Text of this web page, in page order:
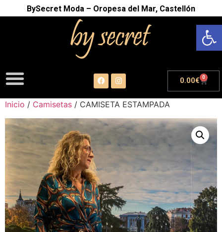
Abrir
BySecret Moda – Oropesa del Mar, Castellón
0.00€ 0
Inicio / Camisetas / CAMISETA ESTAMPADA